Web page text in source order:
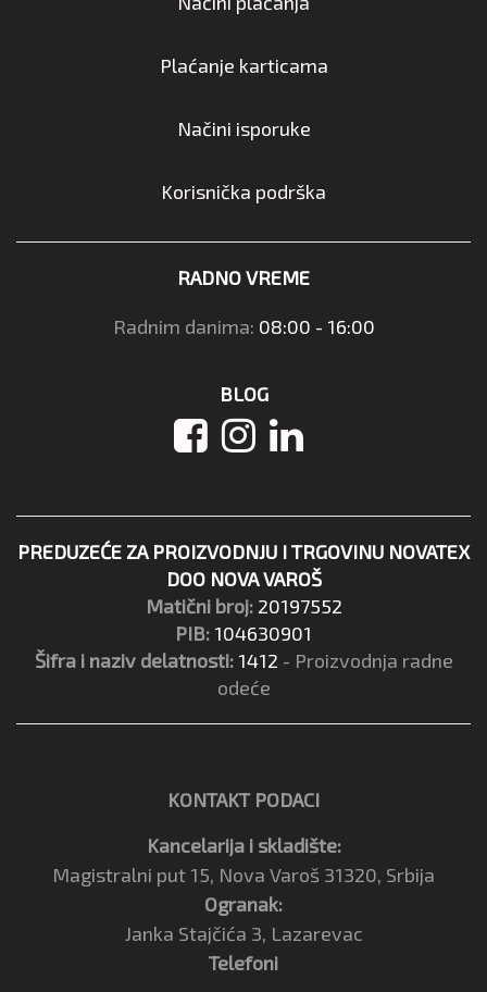
Plaćanje karticama
Načini isporuke
Korisnička podrška
RADNO VREME
Radnim danima: 08:00 - 16:00
BLOG
PREDUZEĆE ZA PROIZVODNJU I TRGOVINU NOVATEX
DOO NOVA VAROŠ
Matični broj: 20197552
PIB: 104630901
Šifra i naziv delatnosti: 1412 - Proizvodnja radne
odeće
KONTAKT PODACI
Kancelarija i skladište:
Magistralni put 15, Nova Varoš 31320, Srbija
Ogranak:
Janka Stajčića 3, Lazarevac
Telefoni